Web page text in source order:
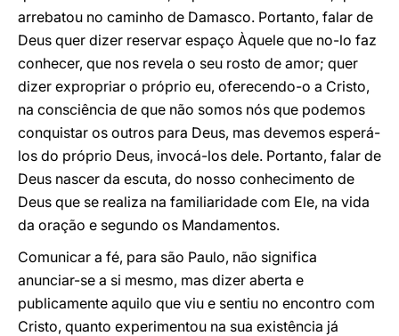
arrebatou no caminho de Damasco. Portanto, falar de
Deus quer dizer reservar espaço Àquele que no-lo faz
conhecer, que nos revela o seu rosto de amor; quer
dizer expropriar o próprio eu, oferecendo-o a Cristo,
na consciência de que não somos nós que podemos
conquistar os outros para Deus, mas devemos esperá-
los do próprio Deus, invocá-los dele. Portanto, falar de
Deus nascer da escuta, do nosso conhecimento de
Deus que se realiza na familiaridade com Ele, na vida
da oração e segundo os Mandamentos.
Comunicar a fé, para são Paulo, não significa
anunciar-se a si mesmo, mas dizer aberta e
publicamente aquilo que viu e sentiu no encontro com
Cristo, quanto experimentou na sua existência já